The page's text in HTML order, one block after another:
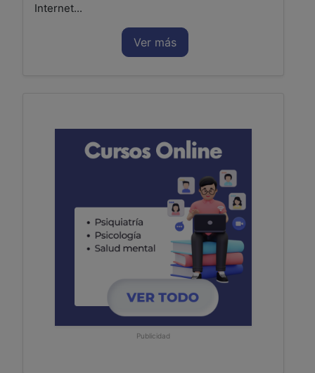
Internet...
Ver más
Publicidad